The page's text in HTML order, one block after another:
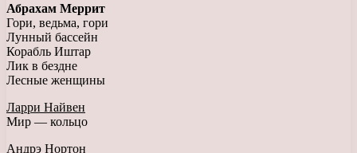
Абрахам Меррит
Гори, ведьма, гори
Лунный бассейн
Корабль Иштар
Лик в бездне
Лесные женщины
Ларри Найвен
Мир — кольцо
Андрэ Нортон